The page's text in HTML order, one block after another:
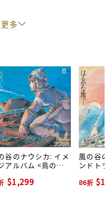
ング主題歌 / 井上あずみ
多
谷のナウシカ: イメ
アルバム <鳥の人>
$1,299
風の谷の
ンドトラ
86折